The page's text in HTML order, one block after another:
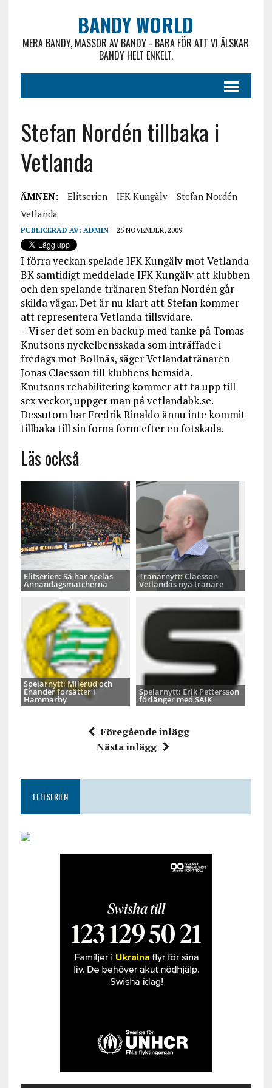
BANDY WORLD
MERA BANDY, MASSOR AV BANDY - BARA FÖR ATT VI ÄLSKAR
BANDY HELT ENKELT.
Stefan Nordén tillbaka i
Vetlanda
ÄMNEN: Elitserien IFK Kungälv
Stefan Nordén
Vetlanda
PUBLICERAD AV: ADMIN 25 NOVEMBER, 2009
I förra veckan spelade IFK Kungälv mot Vetlanda
BK samtidigt meddelade IFK Kungälv att klubben
och den spelande tränaren Stefan Nordén går
skilda vägar. Det är nu klart att Stefan kommer
att representera Vetlanda tillsvidare.
– Vi ser det som en backup med tanke på Tomas
Knutsons nyckelbensskada som inträffade i
fredags mot Bollnäs, säger Vetlandatränaren
Jonas Claesson till klubbens hemsida.
Knutsons rehabilitering kommer att ta upp till
sex veckor, uppger man på vetlandabk.se.
Dessutom har Fredrik Rinaldo ännu inte kommit
tillbaka till sin forna form efter en fotskada.
Läs också
Elitserien: Så här spelas
Annandagsmatcherna
Tränarnytt: Claesson
Vetlandas nya tränare
Spelarnytt: Milerud och
Enander forsätter i
Hammarby
Spelarnytt: Erik Pettersson
förlänger med SAIK
Föregående inlägg
Nästa inlägg
ELITSERIEN